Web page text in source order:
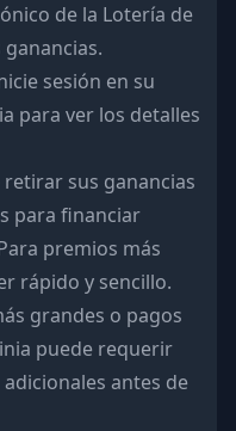
de la Lotería de
sesión en su
para ver los detalles
retirar sus ganancias
para financiar
premios más
rápido y sencillo.
grandes o pagos
puede requerir
antes de